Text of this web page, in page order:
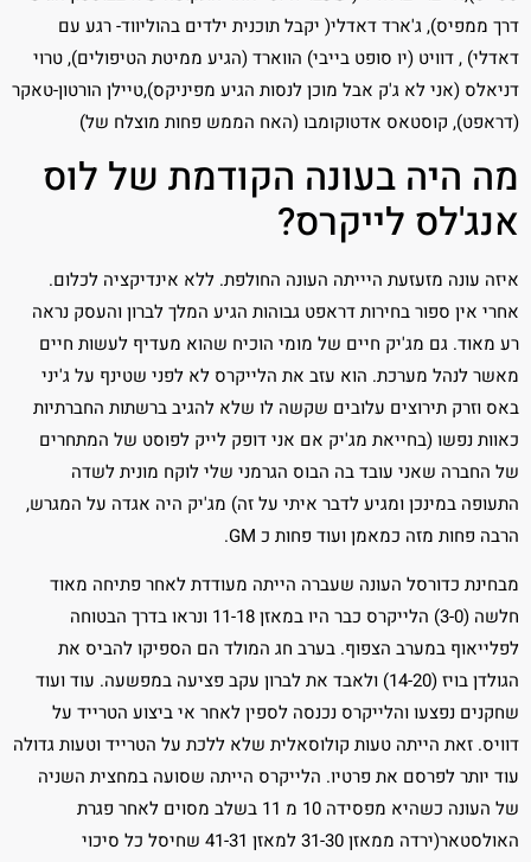
דרך ממפיס), ג'ארד דאדלי( יקבל תוכנית ילדים בהוליווד- רגע עם
דאדלי) , דוויט (יו סופט בייבי) הווארד (הגיע ממיטת הטיפולים), טרוי
דניאלס (אני לא ג'ק אבל מוכן לנסות הגיע מפיניקס),טיילן הורטון-טאקר
(דראפט), קוסטאס אדטוקומבו (האח הממש פחות מוצלח של)
מה היה בעונה הקודמת של לוס
אנג'לס לייקרס?
איזה עונה מזעזעת היייתה העונה החולפת. ללא אינדיקציה לכלום.
אחרי אין ספור בחירות דראפט גבוהות הגיע המלך לברון והעסק נראה
רע מאוד. גם מג'יק חיים של מומי הוכיח שהוא מעדיף לעשות חיים
מאשר לנהל מערכת. הוא עזב את הלייקרס לא לפני שטינף על ג'יני
באס וזרק תירוצים עלובים שקשה לו שלא להגיב ברשתות החברתיות
כאוות נפשו (בחייאת מג'יק אם אני דופק לייק לפוסט של המתחרים
של החברה שאני עובד בה הבוס הגרמני שלי לוקח מונית לשדה
התעופה במינכן ומגיע לדבר איתי על זה) מג'יק היה אגדה על המגרש,
הרבה פחות מזה כמאמן ועוד פחות כ GM.
מבחינת כדורסל העונה שעברה הייתה מעודדת לאחר פתיחה מאוד
חלשה (3-0) הלייקרס כבר היו במאזן 11-18 ונראו בדרך הבטוחה
לפלייאוף במערב הצפוף. בערב חג המולד הם הספיקו להביס את
הגולדן בויז (14-20) ולאבד את לברון עקב פציעה במפשעה. עוד ועוד
שחקנים נפצעו והלייקרס נכנסה לספין לאחר אי ביצוע הטרייד על
דוויס. זאת הייתה טעות קולוסאלית שלא ללכת על הטרייד וטעות גדולה
עוד יותר לפרסם את פרטיו. הלייקרס הייתה שסועה במחצית השניה
של העונה כשהיא מפסידה 10 מ 11 בשלב מסוים לאחר פגרת
האולסטאר(ירדה ממאזן 31-30 למאזן 41-31 שחיסל כל סיכוי